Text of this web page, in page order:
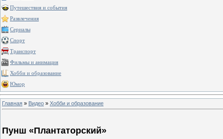
Путешествия и события
Развлечения
Сериалы
Спорт
Транспорт
Фильмы и анимация
Хобби и образование
Юмор
Главная » Видео » Хобби и образование
Пунш «Плантаторский»